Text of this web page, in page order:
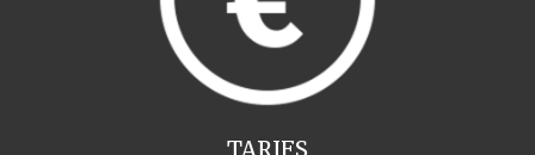
TARIFS